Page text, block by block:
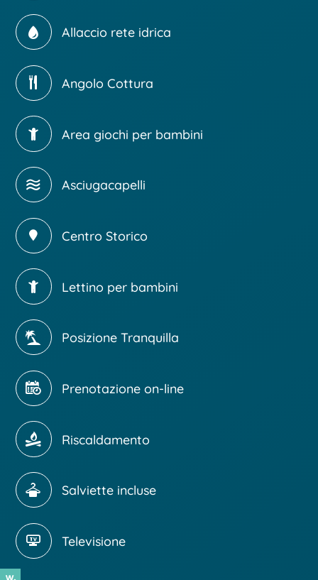
Allaccio rete idrica
Angolo Cottura
Area giochi per bambini
Asciugacapelli
Centro Storico
Lettino per bambini
Posizione Tranquilla
Prenotazione on-line
Riscaldamento
Salviette incluse
Televisione